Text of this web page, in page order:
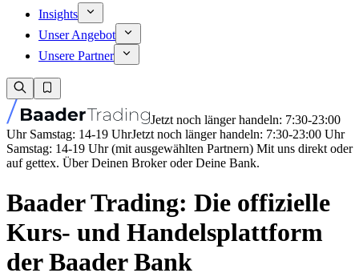
Insights
Unser Angebot
Unsere Partner
Jetzt noch länger handeln: 7:30-23:00
Uhr Samstag: 14-19 UhrJetzt noch länger handeln: 7:30-23:00 Uhr
Samstag: 14-19 Uhr (mit ausgewählten Partnern) Mit uns direkt oder
auf gettex. Über Deinen Broker oder Deine Bank.
Baader Trading: Die offizielle
Kurs- und Handelsplattform
der Baader Bank